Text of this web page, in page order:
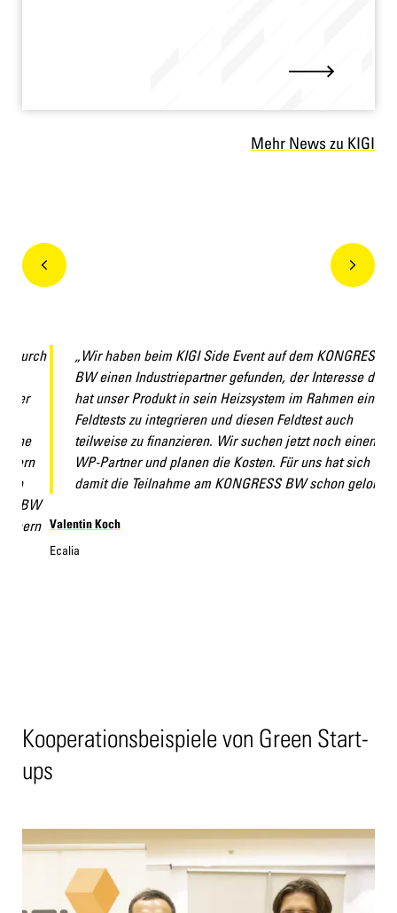
Mehr News zu KIGI
„Wir haben beim KIGI Side Event auf dem KONGRESS
BW einen Industriepartner gefunden, der Interesse daran
hat unser Produkt in sein Heizsystem im Rahmen eines
Feldtests zu integrieren und diesen Feldtest auch
teilweise zu finanzieren. Wir suchen jetzt noch einen
WP-Partner und planen die Kosten. Für uns hat sich
damit die Teilnahme am KONGRESS BW schon gelohnt."
Valentin Koch
Ecalia
Kooperationsbeispiele von Green Start-
ups
Kooperationsbeispiel MELT
MELT entwickelt Wärmespeicherplatten für